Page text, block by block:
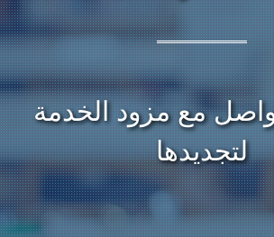
مع مزود الخدمة
لتجديدها